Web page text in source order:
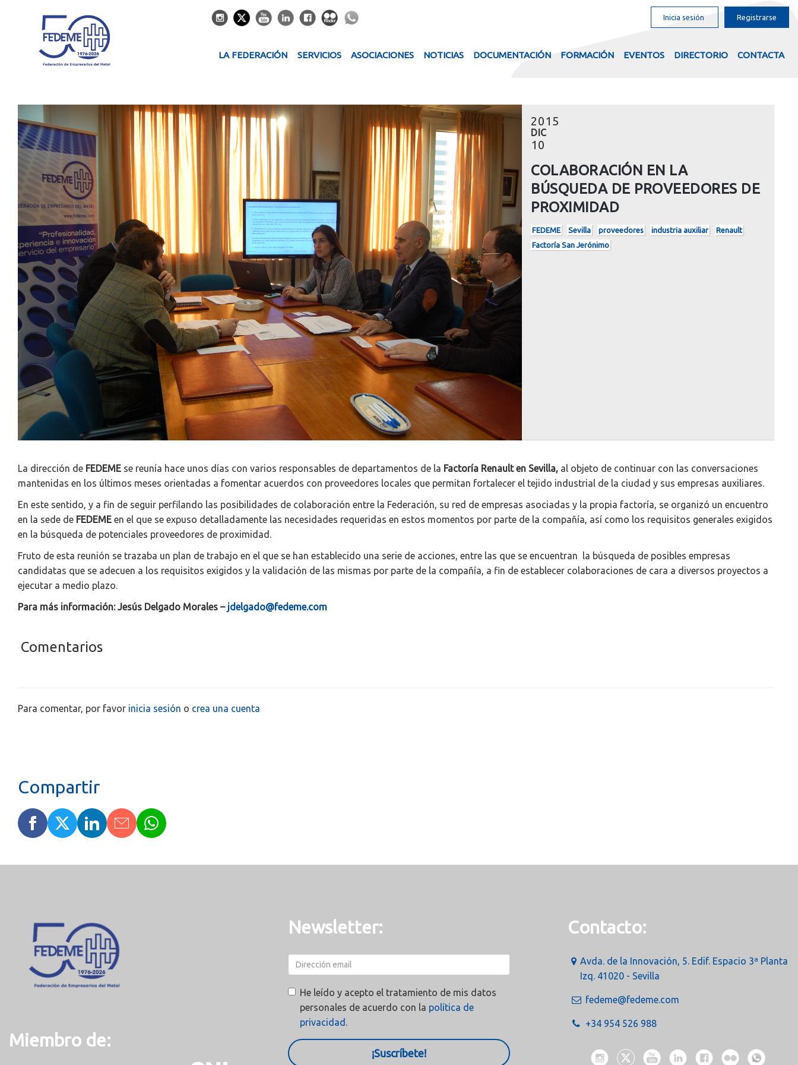
Inicia sesión Registrarse
LA FEDERACIÓN SERVICIOS ASOCIACIONES NOTICIAS DOCUMENTACIÓN FORMACIÓN EVENTOS DIRECTORIO CONTACTA
2015
DIC
10
COLABORACIÓN EN LA
BÚSQUEDA DE PROVEEDORES DE
PROXIMIDAD
FEDEME Sevilla proveedores industria auxiliar
Renault
Factoría San Jerónimo
La dirección de FEDEME se reunía hace unos días con varios responsables de departamentos de la Factoría Renault en Sevilla, al objeto de continuar con las conversaciones
mantenidas en los últimos meses orientadas a fomentar acuerdos con proveedores locales que permitan fortalecer el tejido industrial de la ciudad y sus empresas auxiliares.
En este sentido, y a fin de seguir perfilando las posibilidades de colaboración entre la Federación, su red de empresas asociadas y la propia factoría, se organizó un encuentro
en la sede de FEDEME en el que se expuso detalladamente las necesidades requeridas en estos momentos por parte de la compañía, así como los requisitos generales exigidos
en la búsqueda de potenciales proveedores de proximidad.
Fruto de esta reunión se trazaba un plan de trabajo en el que se han establecido una serie de acciones, entre las que se encuentran la búsqueda de posibles empresas
candidatas que se adecuen a los requisitos exigidos y la validación de las mismas por parte de la compañía, a fin de establecer colaboraciones de cara a diversos proyectos a
ejecutar a medio plazo.
Para más información: Jesús Delgado Morales – jdelgado@fedeme.com
Comentarios
Para comentar, por favor inicia sesión o crea una cuenta
Miembro de:
Newsletter:
He leído y acepto el tratamiento de mis datos
personales de acuerdo con la política de
privacidad.
¡Suscríbete!
Contacto:
Avda. de la Innovación, 5. Edif. Espacio 3ª Planta
Izq. 41020 - Sevilla
fedeme@fedeme.com
+34 954 526 988